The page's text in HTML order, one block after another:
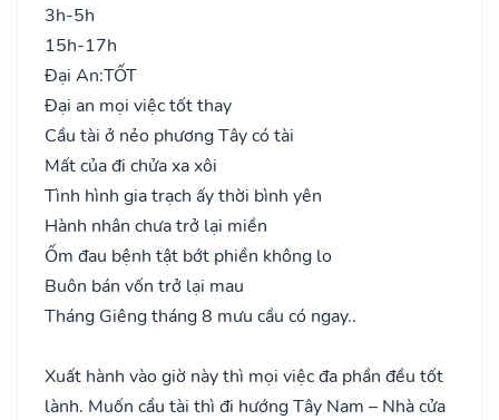
3h-5h
15h-17h
Đại An:TỐT
Đại an mọi việc tốt thay
Cầu tài ở nẻo phương Tây có tài
Mất của đi chửa xa xôi
Tình hình gia trạch ấy thời bình yên
Hành nhân chưa trở lại miền
Ốm đau bệnh tật bớt phiền không lo
Buôn bán vốn trở lại mau
Tháng Giêng tháng 8 mưu cầu có ngay..
Xuất hành vào giờ này thì mọi việc đa phần đều tốt
lành. Muốn cầu tài thì đi hướng Tây Nam – Nhà cửa